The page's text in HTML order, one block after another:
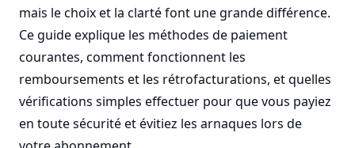
mais le choix et la clarté font une grande différence.
Ce guide explique les méthodes de paiement
courantes, comment fonctionnent les
remboursements et les rétrofacturations, et quelles
vérifications simples effectuer pour que vous payiez
en toute sécurité et évitiez les arnaques lors de